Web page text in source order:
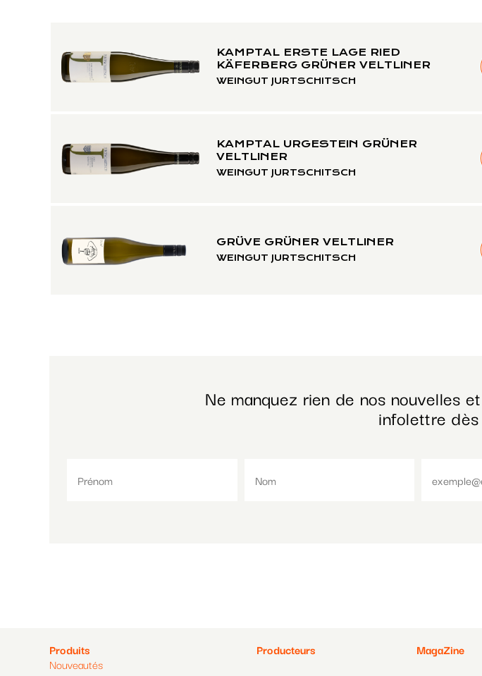
KAMPTAL ERSTE LAGE RIED
KÄFERBERG GRÜNER VELTLINER
WEINGUT JURTSCHITSCH
KAMPTAL URGESTEIN GRÜNER
VELTLINER
WEINGUT JURTSCHITSCH
GRÜVE GRÜNER VELTLINER
WEINGUT JURTSCHITSCH
Ne manquez rien de nos nouvelles
infolettre
Pied
Produits
Nouveautés
Pied
Producteurs Pied
MagaZine